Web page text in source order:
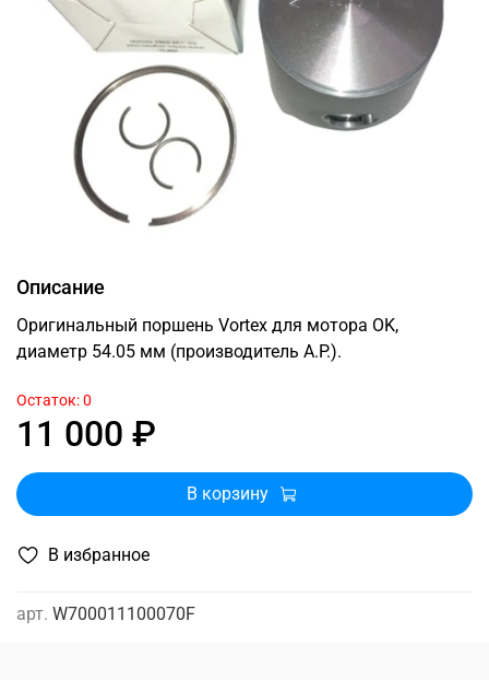
В избранное
арт. W700011100070F
Описание
Оригинальный поршень Vortex для мотора OK,
диаметр 54.05 мм (производитель A.P.).
11 000 ₽
Остаток: 0
В корзину